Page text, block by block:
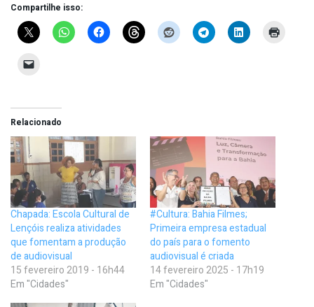
Compartilhe isso:
Relacionado
Chapada: Escola Cultural de
Lençóis realiza atividades
que fomentam a produção
de audiovisual
15 fevereiro 2019 - 16h44
Em "Cidades"
#Cultura: Bahia Filmes;
Primeira empresa estadual
do país para o fomento
audiovisual é criada
14 fevereiro 2025 - 17h19
Em "Cidades"